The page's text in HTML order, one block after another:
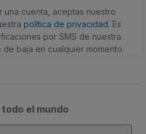
una cuenta, aceptas nuestro
política de privacidad. Es
por SMS de nuestra
baja en cualquier momento.
el mundo